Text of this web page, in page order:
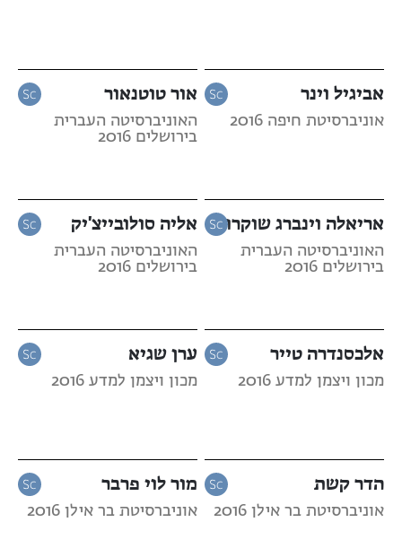
אביגיל וינר
אוניברסיטת חיפה 2016
אור טוטנאור
האוניברסיטה העברית
בירושלים 2016
אריאלה וינברג שוקרון
האוניברסיטה העברית
בירושלים 2016
אליה סולובייצ'יק
האוניברסיטה העברית
בירושלים 2016
אלכסנדרה טייר
מכון ויצמן למדע 2016
ערן שגיא
מכון ויצמן למדע 2016
הדר קשת
אוניברסיטת בר אילן 2016
מור לוי פרבר
אוניברסיטת בר אילן 2016